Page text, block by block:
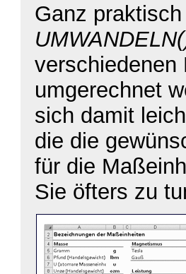
Ganz
verschiedenen
umgerechnet
sich damit
die die
für die
Sie öfters zu